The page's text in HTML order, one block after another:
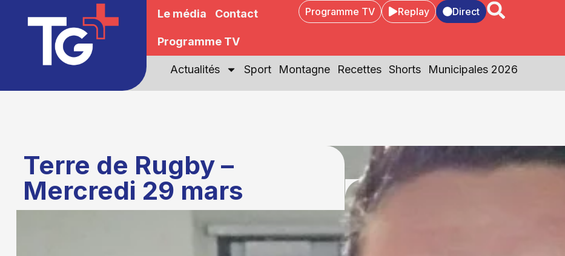
Le média Contact
Programme TV
Programme TV Replay Direct
Actualités Sport Montagne Recettes Shorts Municipales 2026
Terre de Rugby –
Mercredi 29 mars